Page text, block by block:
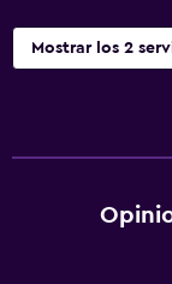
Mostrar los 2